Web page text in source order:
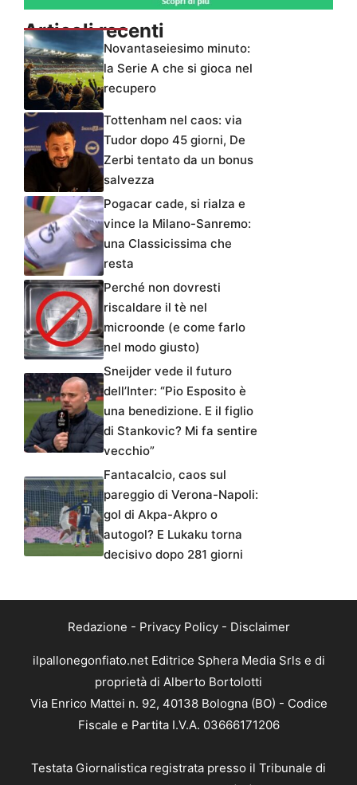
Articoli recenti
Novantaseiesimo minuto:
la Serie A che si gioca nel
recupero
Tottenham nel caos: via
Tudor dopo 45 giorni, De
Zerbi tentato da un bonus
salvezza
Pogacar cade, si rialza e
vince la Milano-Sanremo:
una Classicissima che
resta
Perché non dovresti
riscaldare il tè nel
microonde (e come farlo
nel modo giusto)
Sneijder vede il futuro
dell’Inter: “Pio Esposito è
una benedizione. E il figlio
di Stankovic? Mi fa sentire
vecchio”
Fantacalcio, caos sul
pareggio di Verona-Napoli:
gol di Akpa-Akpro o
autogol? E Lukaku torna
decisivo dopo 281 giorni
Redazione - Privacy Policy- Disclaimer
ilpallonegonfiato.net Editrice Sphera Media Srls e di
proprietà di Alberto Bortolotti
Via Enrico Mattei n. 92, 40138 Bologna (BO) - Codice
Fiscale e Partita I.V.A. 03666171206
Testata Giornalistica registrata presso il Tribunale di